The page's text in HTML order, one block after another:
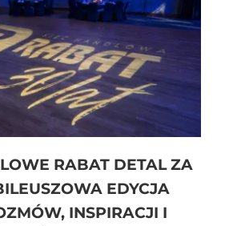
RABAT DETAL ZA
EDYCJA
INSPIRACJI I